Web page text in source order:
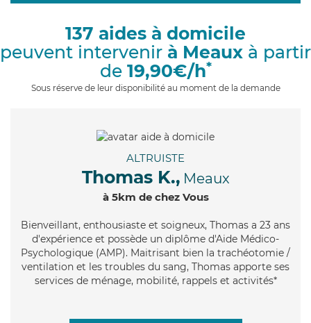
g
i
137 aides à domicile
peuvent intervenir à Meaux à partir
de 19,90€/h*
Sous réserve de leur disponibilité au moment de la demande
ALTRUISTE
Thomas K., Meaux
à 5km de chez Vous
Bienveillant, enthousiaste et soigneux, Thomas a 23 ans
d'expérience et possède un diplôme d'Aide Médico-
Psychologique (AMP). Maitrisant bien la trachéotomie /
ventilation et les troubles du sang, Thomas apporte ses
services de ménage, mobilité, rappels et activités*